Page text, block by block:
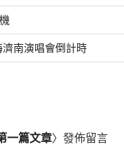
南演唱會倒計時
一篇文章〉發佈留言